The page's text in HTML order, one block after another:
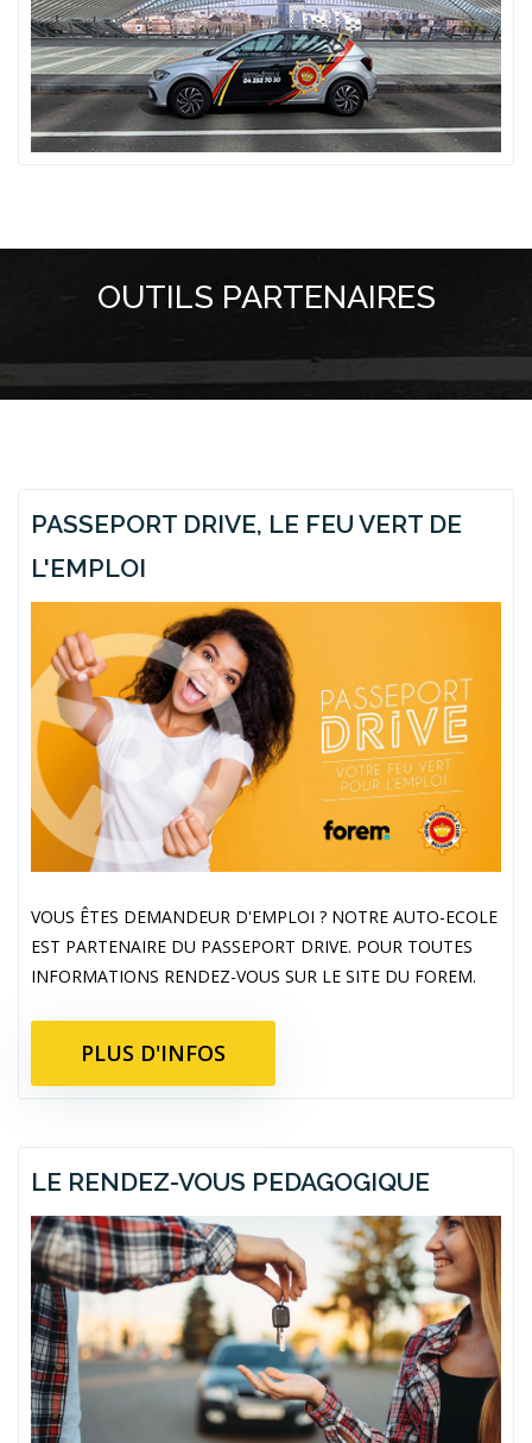
OUTILS PARTENAIRES
PASSEPORT DRIVE, LE FEU VERT DE
L'EMPLOI
VOUS ÊTES DEMANDEUR D'EMPLOI ? NOTRE AUTO-ECOLE
EST PARTENAIRE DU PASSEPORT DRIVE. POUR TOUTES
INFORMATIONS RENDEZ-VOUS SUR LE SITE DU FOREM.
PLUS D'INFOS
LE RENDEZ-VOUS PEDAGOGIQUE